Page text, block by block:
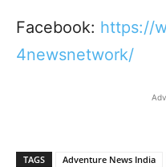
Facebook: https://
4newsnetwork/
TAGS Adventure News India